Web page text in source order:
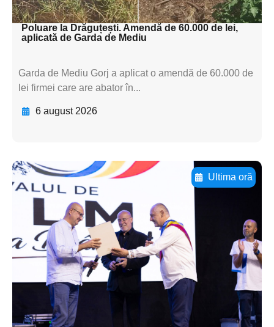
textul pentru subti
Poluare la Drăguțești. Amendă de 60.000 de lei,
aplicată de Garda de Mediu
Garda de Mediu Gorj a aplicat o amendă de 60.000 de
lei firmei care are abator în...
6 august 2026
Ultima oră
Adaugă aici textul pentru
subtitluAdaugă aici
textul pentru
subtitluAdaugă aici
textul pentru
subtitluAdaugă aici
textul pentru subti